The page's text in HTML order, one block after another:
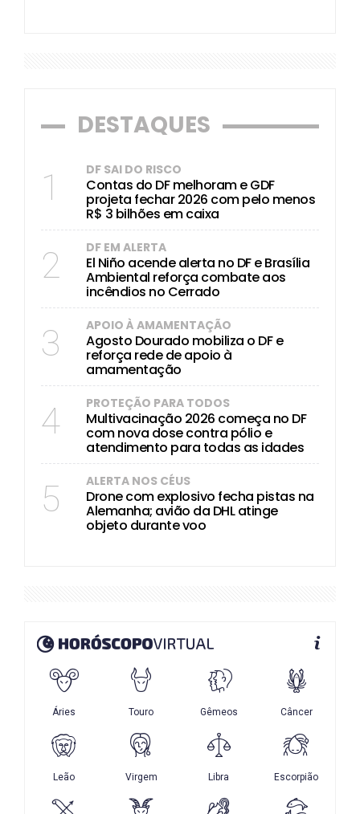
DESTAQUES
1 DF SAI DO RISCO
Contas do DF melhoram e GDF
projeta fechar 2026 com pelo menos
R$ 3 bilhões em caixa
2 DF EM ALERTA
El Niño acende alerta no DF e Brasília
Ambiental reforça combate aos
incêndios no Cerrado
3 APOIO À AMAMENTAÇÃO
Agosto Dourado mobiliza o DF e
reforça rede de apoio à
amamentação
4 PROTEÇÃO PARA TODOS
Multivacinação 2026 começa no DF
com nova dose contra pólio e
atendimento para todas as idades
5 ALERTA NOS CÉUS
Drone com explosivo fecha pistas na
Alemanha; avião da DHL atinge
objeto durante voo